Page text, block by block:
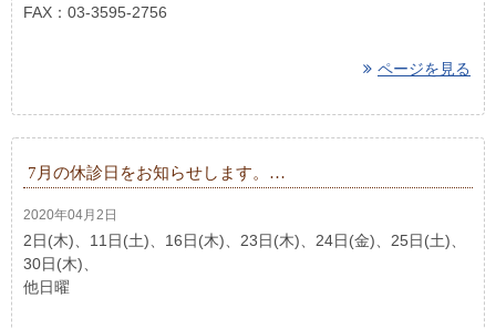
FAX：03-3595-2756
ページを見る
7月の休診日をお知らせします。…
2020年04月2日
2日(木)、11日(土)、16日(木)、23日(木)、24日(金)、25日(土)、
30日(木)、
他日曜